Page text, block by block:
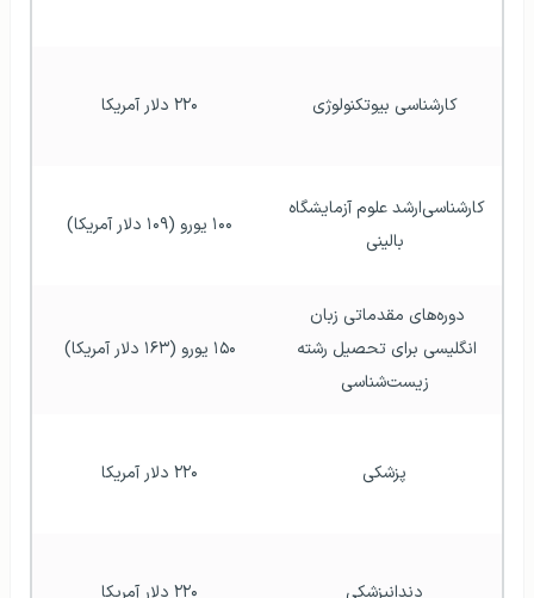
کارشناسی بیوتکنولوژی ۲۲۰ دلار آمریکا
بالینی
۱۰۰ یورو (۱۰۹ دلار آمریکا)
زیست‌شناسی
۱۵۰ یورو (۱۶۳ دلار آمریکا)
پزشکی ۲۲۰ دلار آمریکا
دندانپزشکی ۲۲۰ دلار آمریکا